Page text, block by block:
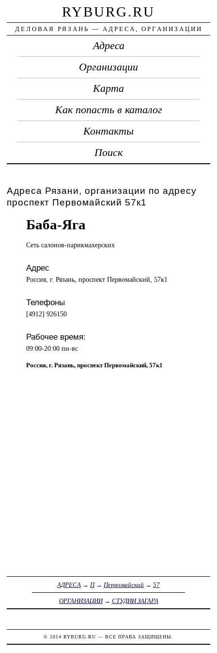
RYBURG.RU
ДЕЛОВАЯ РЯЗАНЬ — АДРЕСА, ОРГАНИЗАЦИИ
Адреса
Организации
Карта
Как попасть в каталог
Контакты
Поиск
Адреса Рязани, организации по адресу
проспект Первомайский 57к1
Баба-Яга
Сеть салонов-парикмахерских
Адрес
Россия, г. Рязань, проспект Первомайский, 57к1
Телефоны
[4912] 926150
Рабочее время:
09:00-20:00 пн-вс
Россия, г. Рязань, проспект Первомайский, 57к1
АДРЕСА → П→ Первомайский → 57
ОРГАНИЗАЦИИ→ СТУДИИ ЗАГАРА
© 2014 RYBURG.RU — ВСЕ ПРАВА ЗАЩИЩЕНЫ.